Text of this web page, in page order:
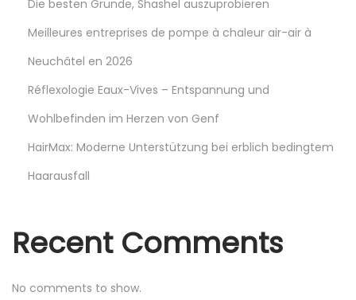
a
g
n
a
t
i
Die besten Gründe, Shashel auszuprobieren
Meilleures entreprises de pompe à chaleur air-air à
Neuchâtel en 2026
Réflexologie Eaux-Vives – Entspannung und
Wohlbefinden im Herzen von Genf
HairMax: Moderne Unterstützung bei erblich bedingtem
Haarausfall
Recent Comments
No comments to show.